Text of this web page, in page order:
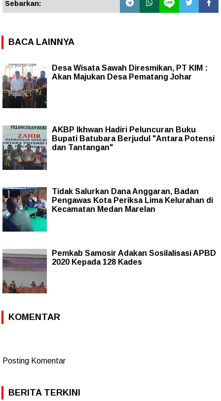
Sebarkan:
BACA LAINNYA
Desa Wisata Sawah Diresmikan, PT KIM :
Akan Majukan Desa Pematang Johar
AKBP Ikhwan Hadiri Peluncuran Buku
Bupati Batubara Berjudul "Antara Potensi
dan Tantangan"
Tidak Salurkan Dana Anggaran, Badan
Pengawas Kota Periksa Lima Kelurahan di
Kecamatan Medan Marelan
Pemkab Samosir Adakan Sosilalisasi APBD
2020 Kepada 128 Kades
KOMENTAR
Posting Komentar
BERITA TERKINI